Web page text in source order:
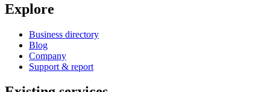
Explore
Business directory
Blog
Company
Support & report